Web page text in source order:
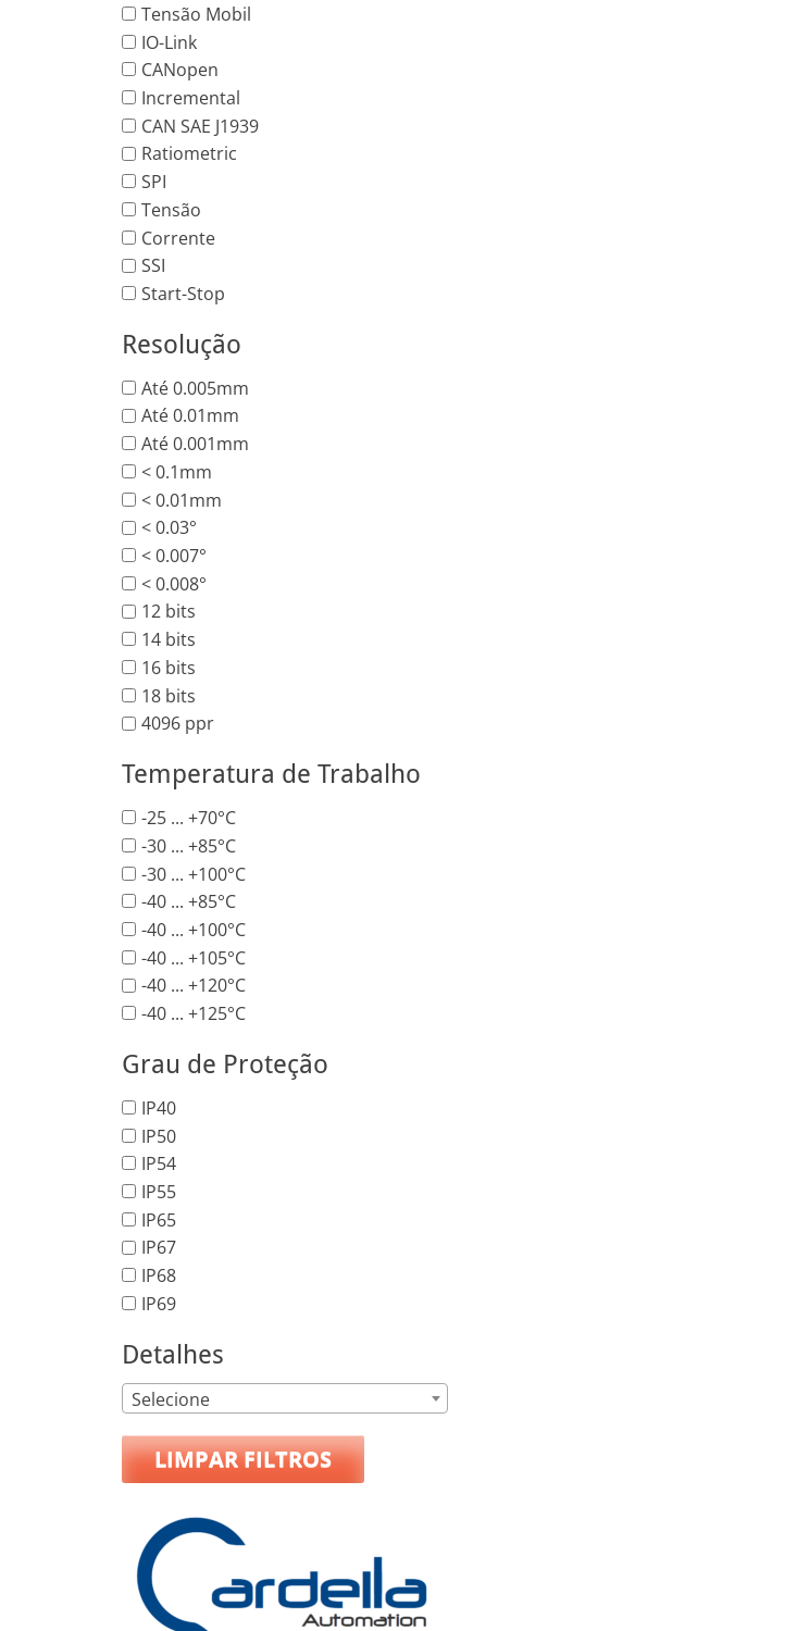
Tensão Mobil
IO-Link
CANopen
Incremental
CAN SAE J1939
Ratiometric
SPI
Tensão
Corrente
SSI
Start-Stop
Resolução
Até 0.005mm
Até 0.01mm
Até 0.001mm
< 0.1mm
< 0.01mm
< 0.03°
< 0.007°
< 0.008°
12 bits
14 bits
16 bits
18 bits
4096 ppr
Temperatura de Trabalho
-25 ... +70°C
-30 ... +85°C
-30 ... +100°C
-40 ... +85°C
-40 ... +100°C
-40 ... +105°C
-40 ... +120°C
-40 ... +125°C
Grau de Proteção
IP40
IP50
IP54
IP55
IP65
IP67
IP68
IP69
Detalhes
Selecione
LIMPAR FILTROS